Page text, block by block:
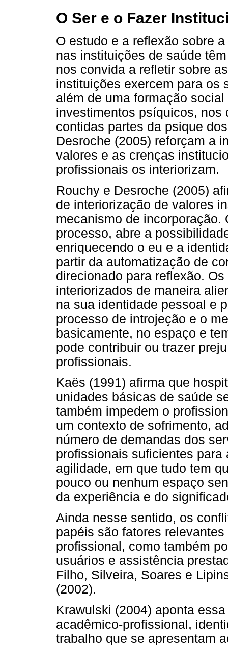
O Ser e o Fazer
O estudo e a reflexão sobre
nas instituições de saúde
nos convida a refletir sobre
instituições exercem para os
além de uma formação
investimentos psíquicos, nos
contidas partes da psique
Desroche (2005) reforçam a
valores e as crenças
profissionais os interiorizam.
Rouchy e Desroche (2005)
de interiorização de valores
mecanismo de incorporação.
processo, abre a
enriquecendo o eu e a
partir da automatização de
direcionado para reflexão.
interiorizados de maneira
na sua identidade pessoal e
processo de introjeção e o
basicamente, no espaço e
pode contribuir ou trazer
profissionais.
Kaës (1991) afirma que
unidades básicas de saúde
também impedem o
um contexto de sofrimento,
número de demandas dos
profissionais suficientes
agilidade, em que tudo tem
pouco ou nenhum espaço
da experiência e do
Ainda nesse sentido, os
papéis são fatores
profissional, como também
usuários e assistência
Filho, Silveira, Soares e
(2002).
Krawulski (2004) aponta
acadêmico-profissional,
trabalho que se apresentam